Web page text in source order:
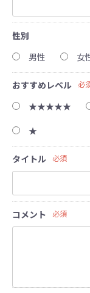
性別
男性 女
おすすめレベル 必
★★★★★
★
タイトル 必須
コメント 必須